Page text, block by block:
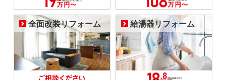
全面改装リフォーム 給湯器リフォーム